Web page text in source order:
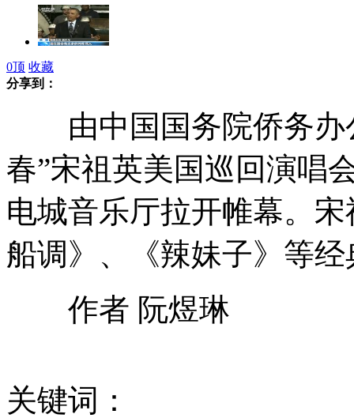
美国:大打口水仗 两党分歧难弥合
梁朝伟因钓鱼岛退出日本电影 日方公司破产
国台办：高度评价连战到大陆交流访问
埃及观光气球爆炸遇难者升至19人
0顶 收藏
分享到：
由中国国务院侨务办
春”宋祖英美国巡回演唱
电城音乐厅拉开帷幕。
船调》、《辣妹子》等
作者 阮煜琳
关键词：